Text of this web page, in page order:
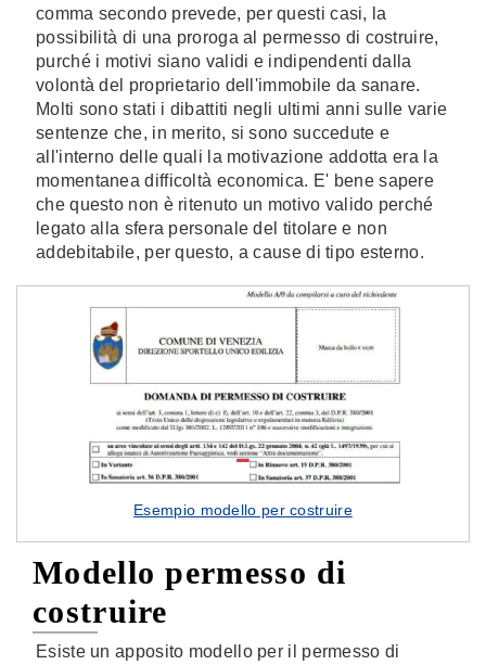
comma secondo prevede, per questi casi, la
possibilità di una proroga al permesso di costruire,
purché i motivi siano validi e indipendenti dalla
volontà del proprietario dell'immobile da sanare.
Molti sono stati i dibattiti negli ultimi anni sulle varie
sentenze che, in merito, si sono succedute e
all'interno delle quali la motivazione addotta era la
momentanea difficoltà economica. E' bene sapere
che questo non è ritenuto un motivo valido perché
legato alla sfera personale del titolare e non
addebitabile, per questo, a cause di tipo esterno.
Esempio modello per costruire
Modello permesso di
costruire
Esiste un apposito modello per il permesso di